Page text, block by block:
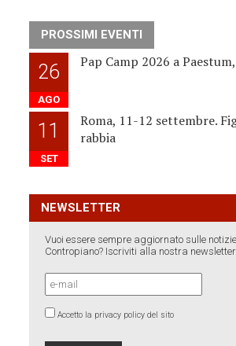
PROSSIMI EVENTI
26
AGO
Pap Camp 2026 a
11
SET
Roma, 11-12 settembre.
rabbia
NEWSLETTER
Vuoi essere sempre aggiornato sulle
Contropiano? Iscriviti alla nostra
Accetto la privacy policy del sito